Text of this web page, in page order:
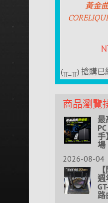
黃金
(╥_╥) 搶購已
商品瀏覽
最
手
場
2026-08-04
週
路